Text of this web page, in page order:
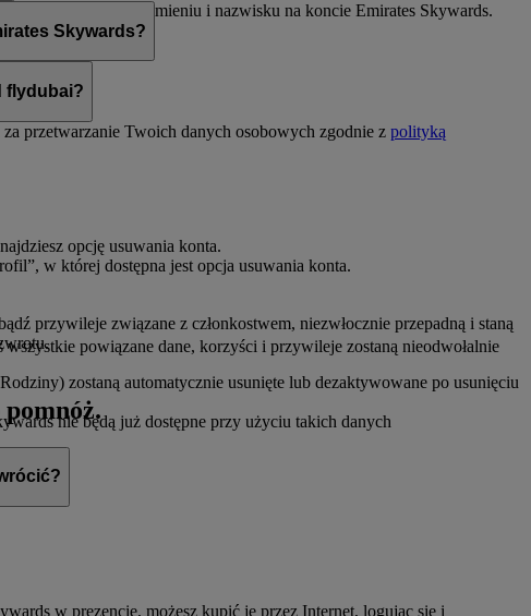
nie odpowiada imieniu i nazwisku na koncie Emirates Skywards.
Skywards?
flydubai?
przetwarzanie Twoich danych osobowych zgodnie z polityką
opcję usuwania konta.
w której dostępna jest opcja usuwania konta.
przywileje związane z członkostwem, niezwłocznie przepadną i staną
zostaną automatycznie usunięte lub dezaktywowane po usunięciu
nie będą już dostępne przy użyciu takich danych
powiązane dane, korzyści i przywileje zostaną nieodwołalnie
w prezencie, możesz kupić je przez Internet, logując się i